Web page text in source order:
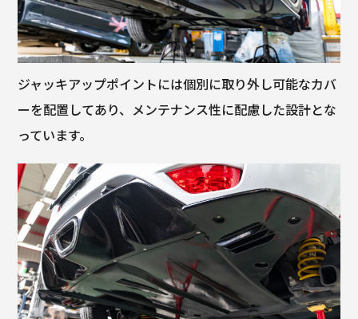
ジャッキアップポイントには個別に取り外し可能なカバ
ーを配置してあり、メンテナンス性に配慮した設計とな
っています。